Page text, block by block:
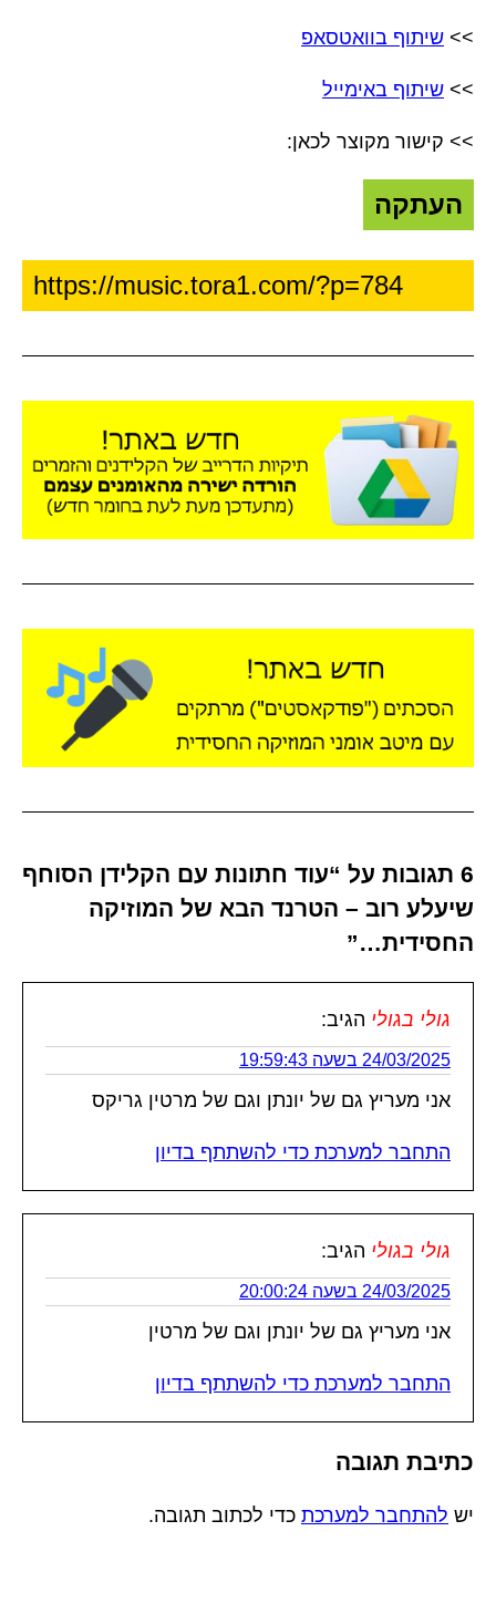
>> שיתוף בוואטסאפ
>> שיתוף באימייל
>> קישור מקוצר לכאן:
העתקה
6 תגובות על “עוד חתונות עם הקלידן הסוחף
שיעלע רוב – הטרנד הבא של המוזיקה
החסידית…”
גולי בגולי הגיב:
24/03/2025 בשעה 19:59:43
אני מעריץ גם של יונתן וגם של מרטין גריקס
התחבר למערכת כדי להשתתף בדיון
גולי בגולי הגיב:
24/03/2025 בשעה 20:00:24
אני מעריץ גם של יונתן וגם של מרטין
התחבר למערכת כדי להשתתף בדיון
כתיבת תגובה
יש להתחבר למערכת כדי לכתוב תגובה.